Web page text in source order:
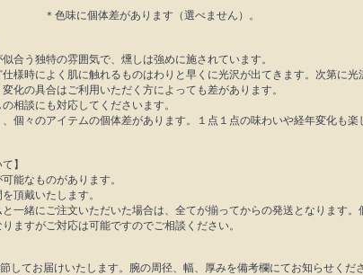
＊色味に個体差があります（選べません）。
合う独特の雰囲気で、燻しは強めに施されています。
様時によく肌に触れるものはわりと早くに光沢が出てきます。次第に光
化の具合はご利用いただく方によっても差があります。
相談にも対応してくださいます。
個々のアイテムの個体差があります。１点１点の味わいや経年変化も楽
】
能なものがあります。
頂戴いたします。
一緒にご注文いただいた場合は、全てが揃ってからの発送となります。
ますがご対応は可能ですのでご相談ください。
してお届けいたします。腕の周径、幅、厚みを備考欄にてお知らせくださ